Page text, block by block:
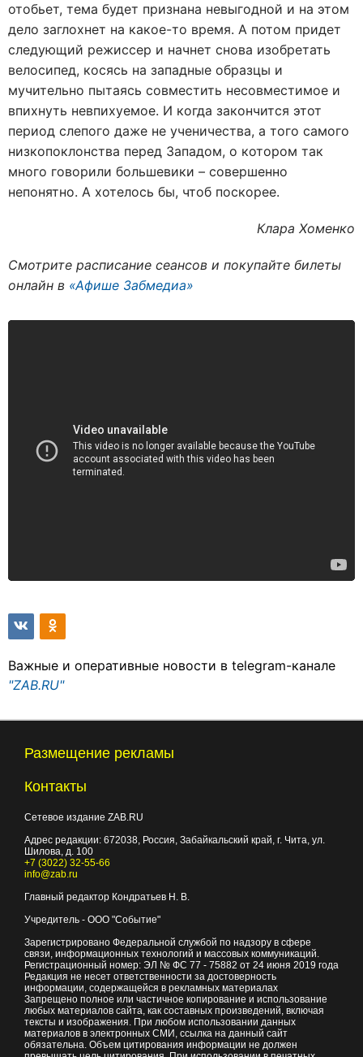
отобьет, тема будет признана невыгодной и на этом
дело заглохнет на какое-то время. А потом придет
следующий режиссер и начнет снова изобретать
велосипед, косясь на западные образцы и
мучительно пытаясь совместить несовместимое и
впихнуть невпихуемое. И когда закончится этот
период слепого даже не ученичества, а того самого
низкопоклонства перед Западом, о котором так
много говорили большевики – совершенно
непонятно. А хотелось бы, чтоб поскорее.
Клара Хоменко
Смотрите расписание сеансов и покупайте билеты
онлайн в «Афише Забмедиа»
Важные и оперативные новости в telegram-канале
"ZAB.RU"
Размещение рекламы
Контакты
Сетевое издание ZAB.RU
Адрес редакции: 672038, Россия, Забайкальский край, г. Чита, ул.
Шилова, д. 100
+7 (3022) 32-55-66
info@zab.ru
Главный редактор Кондратьев Н. В.
Учредитель - ООО "Событие"
Зарегистрировано Федеральной службой по надзору в сфере
связи, информационных технологий и массовых коммуникаций.
Регистрационный номер: ЭЛ № ФС 77 - 75882 от 24 июня 2019 года
Редакция не несет ответственности за достоверность
информации, содержащейся в рекламных материалах
Запрещено полное или частичное копирование и использование
любых материалов сайта, как составных произведений, включая
тексты и изображения. При любом использовании данных
материалов в электронных СМИ, ссылка на данный сайт
обязательна. Объем цитирования информации не должен